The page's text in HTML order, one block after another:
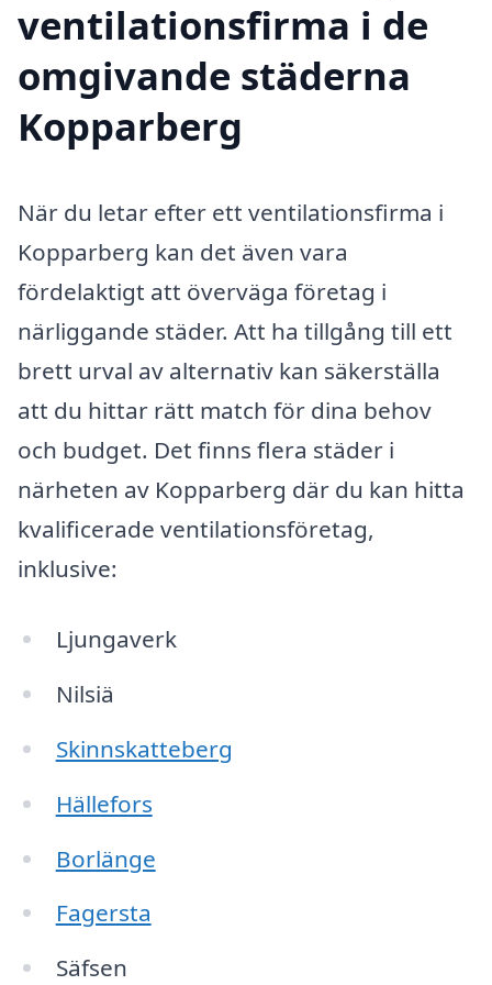
ventilationsfirma i de
omgivande städerna
Kopparberg
När du letar efter ett ventilationsfirma i
Kopparberg kan det även vara
fördelaktigt att överväga företag i
närliggande städer. Att ha tillgång till ett
brett urval av alternativ kan säkerställa
att du hittar rätt match för dina behov
och budget. Det finns flera städer i
närheten av Kopparberg där du kan hitta
kvalificerade ventilationsföretag,
inklusive:
Ljungaverk
Nilsiä
Skinnskatteberg
Hällefors
Borlänge
Fagersta
Säfsen